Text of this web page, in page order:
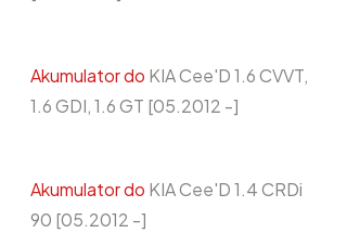
Akumulator do KIA Cee'D 1.6 CVVT,
1.6 GDI, 1.6 GT [05.2012 -]
Akumulator do KIA Cee'D 1.4 CRDi
90 [05.2012 -]